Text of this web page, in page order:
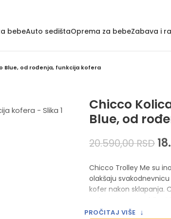
bebeAuto sedištaOprema za bebeZabava i
Blue, od rođenja, funkcija kofera
Chicco
Blue, od
20.590,00RSD
Chicco Trolley Me su
olakšaju
kofer nakon sklapanja.
kupovinu i duga
PROČITAJ VIŠE ↓